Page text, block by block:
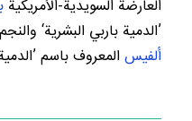
العارضة السويدية-الأمريكية
’الدمية باربي البشرية‘
ألفيسالمعروف باسم